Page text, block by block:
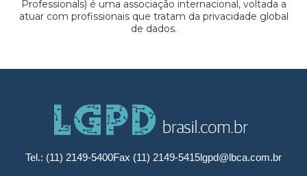
Professionals) é uma associação internacional, voltada a
atuar com profissionais que tratam da privacidade global
de dados.
Tel.: (11) 2149-5400Fax (11) 2149-5415lgpd@lbca.com.br